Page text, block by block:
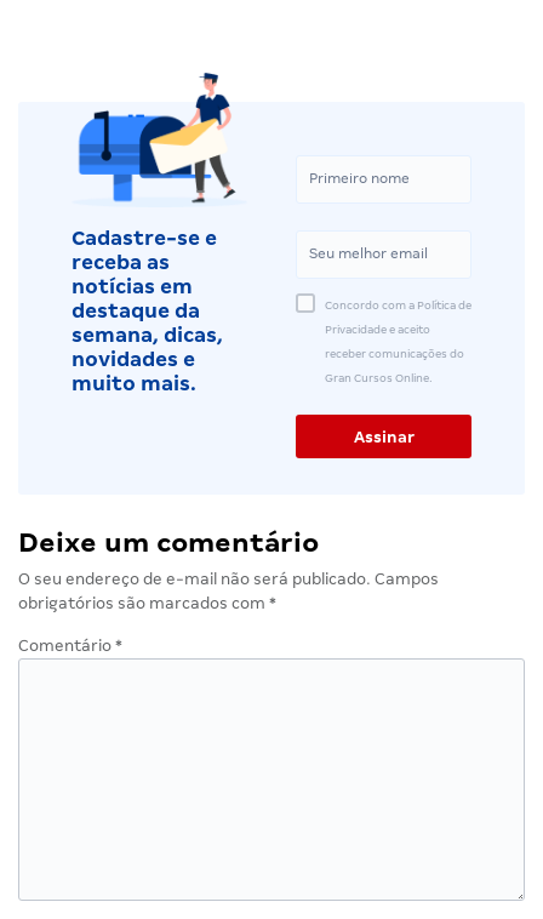
Cadastre-se e
receba as
notícias em
destaque da
semana, dicas,
novidades e
muito mais.
Concordo com a Política de
Privacidade e aceito
receber comunicações do
Gran Cursos Online.
Deixe um comentário
O seu endereço de e-mail não será publicado. Campos
obrigatórios são marcados com *
Comentário *